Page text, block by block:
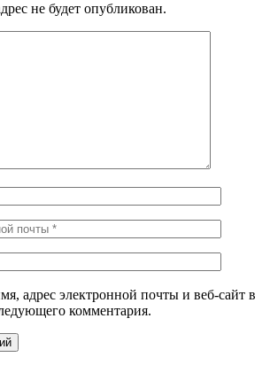
не будет опубликован.
адрес электронной почты и веб-сайт в
комментария.